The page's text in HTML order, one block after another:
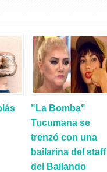
"La Bomba"
Tucumana se
trenzó con una
bailarina del staff
del Bailando